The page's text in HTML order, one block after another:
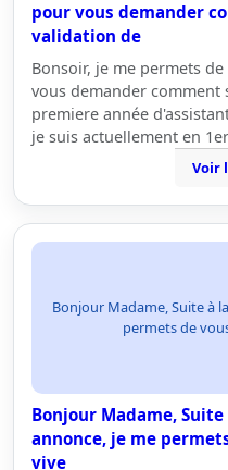
pour vous demander
validation de
Bonsoir, je me permets
vous demander comment
premiere année
je suis actuellement en
Voir
Bonjour Madame, Suite à
permets de
Bonjour Madame,
annonce, je me
vive